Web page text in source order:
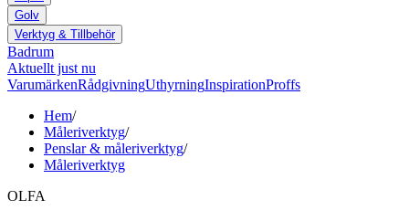
Golv
Verktyg & Tillbehör
Badrum
Aktuellt just nu
VarumärkenRådgivningUthyrningInspirationProffs
Hem/
Måleriverktyg/
Penslar & måleriverktyg/
Måleriverktyg
OLFA